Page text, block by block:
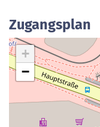
Zugangsplan
+
−